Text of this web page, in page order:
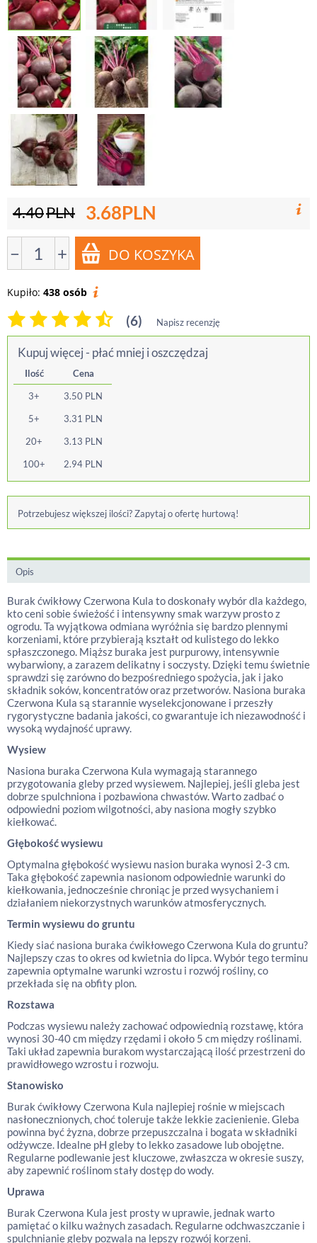
4.40PLN 3.68PLN
− +
Kupiło: 438 osób
(6) Napisz recenzję
Kupuj więcej - płać mniej i oszczędzaj
Ilość
Cena
3+
3.50 PLN
5+
3.31 PLN
20+
3.13 PLN
100+
2.94 PLN
Potrzebujesz większej ilości? Zapytaj o ofertę hurtową!
Opis
Burak ćwikłowy Czerwona Kula to doskonały wybór dla każdego,
kto ceni sobie świeżość i intensywny smak warzyw prosto z
ogrodu. Ta wyjątkowa odmiana wyróżnia się bardzo plennymi
korzeniami, które przybierają kształt od kulistego do lekko
spłaszczonego. Miąższ buraka jest purpurowy, intensywnie
wybarwiony, a zarazem delikatny i soczysty. Dzięki temu świetnie
sprawdzi się zarówno do bezpośredniego spożycia, jak i jako
składnik soków, koncentratów oraz przetworów. Nasiona buraka
Czerwona Kula są starannie wyselekcjonowane i przeszły
rygorystyczne badania jakości, co gwarantuje ich niezawodność i
wysoką wydajność uprawy.
Wysiew
Nasiona buraka Czerwona Kula wymagają starannego
przygotowania gleby przed wysiewem. Najlepiej, jeśli gleba jest
dobrze spulchniona i pozbawiona chwastów. Warto zadbać o
odpowiedni poziom wilgotności, aby nasiona mogły szybko
kiełkować.
Głębokość wysiewu
Optymalna głębokość wysiewu nasion buraka wynosi 2-3 cm.
Taka głębokość zapewnia nasionom odpowiednie warunki do
kiełkowania, jednocześnie chroniąc je przed wysychaniem i
działaniem niekorzystnych warunków atmosferycznych.
Termin wysiewu do gruntu
Kiedy siać nasiona buraka ćwikłowego Czerwona Kula do gruntu?
Najlepszy czas to okres od kwietnia do lipca. Wybór tego terminu
zapewnia optymalne warunki wzrostu i rozwój rośliny, co
przekłada się na obfity plon.
Rozstawa
Podczas wysiewu należy zachować odpowiednią rozstawę, która
wynosi 30-40 cm między rzędami i około 5 cm między roślinami.
Taki układ zapewnia burakom wystarczającą ilość przestrzeni do
prawidłowego wzrostu i rozwoju.
Stanowisko
Burak ćwikłowy Czerwona Kula najlepiej rośnie w miejscach
nasłonecznionych, choć toleruje także lekkie zacienienie. Gleba
powinna być żyzna, dobrze przepuszczalna i bogata w składniki
odżywcze. Idealne pH gleby to lekko zasadowe lub obojętne.
Regularne podlewanie jest kluczowe, zwłaszcza w okresie suszy,
aby zapewnić roślinom stały dostęp do wody.
Uprawa
Burak Czerwona Kula jest prosty w uprawie, jednak warto
pamiętać o kilku ważnych zasadach. Regularne odchwaszczanie i
spulchnianie gleby pozwala na lepszy rozwój korzeni.